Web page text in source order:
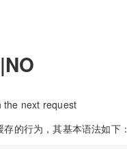
the next request
的行为，其基本语法如下：